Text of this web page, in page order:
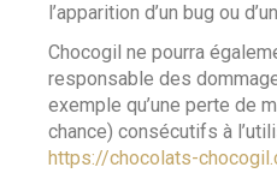
l’apparition d’un bug ou
Chocogil ne pourra
responsable des
exemple qu’une perte de
chance) consécutifs à
https://chocolats-